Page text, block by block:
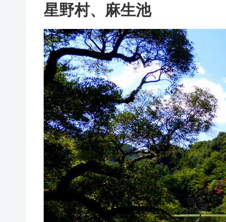
星野村、麻生池